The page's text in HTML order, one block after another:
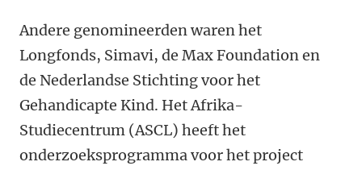
Andere genomineerden waren het
Longfonds, Simavi, de Max Foundation en
de Nederlandse Stichtingvoor het
Gehandicapte Kind. HetAfrika-
Studiecentrum (ASCL) heeft het
onderzoeksprogramma voor het project